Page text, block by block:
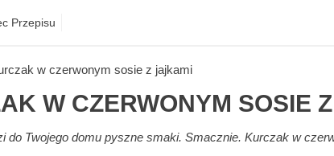
Przepisu
w czerwonym sosie z jajkami
W CZERWONYM SOSIE
do Twojego domu pyszne smaki. Smacznie. Kurczak w